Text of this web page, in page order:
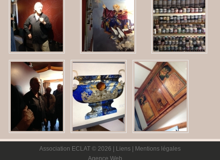
Association ECLAT © 2026 | Liens
Mentions légales
Agence Web